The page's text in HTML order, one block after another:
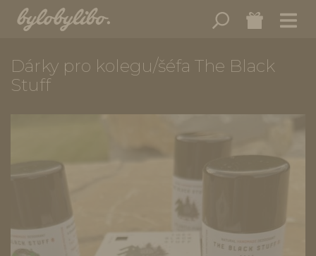
Dárky pro kolegu/šéfa The Black
Stuff